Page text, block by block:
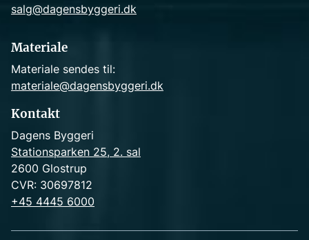
salg@dagensbyggeri.dk
Materiale
Materiale sendes til:
materiale@dagensbyggeri.dk
Kontakt
Dagens Byggeri
Stationsparken 25, 2. sal
2600 Glostrup
CVR: 30697812
+45 4445 6000